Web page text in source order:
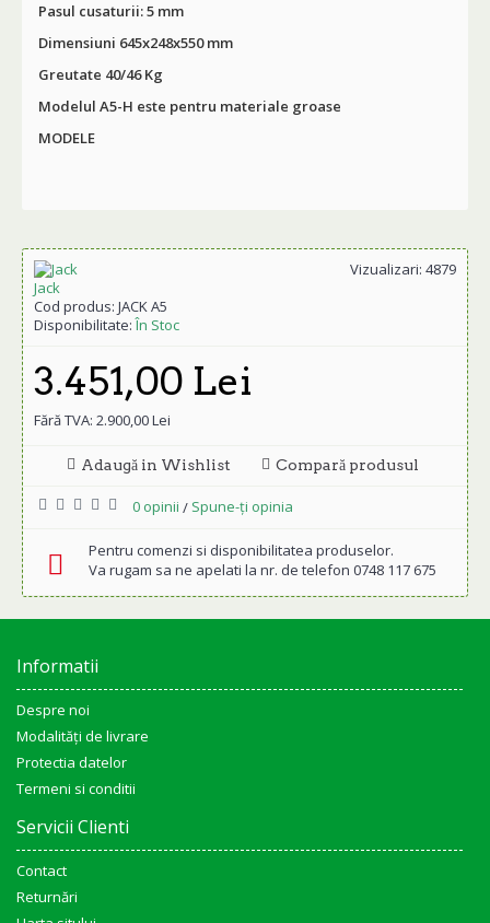
Pasul cusaturii: 5 mm
Dimensiuni 645x248x550 mm
Greutate 40/46 Kg
Modelul A5-H este pentru materiale groase
MODELE
Vizualizari: 4879
Jack
Cod produs: JACK A5
Disponibilitate:În Stoc
3.451,00 Lei
Fără TVA: 2.900,00 Lei
Adaugă in Wishlist Compară produsul
0 opinii / Spune-ţi opinia
Pentru comenzi si disponibilitatea produselor.
Va rugam sa ne apelati la nr. de telefon 0748 117 675
Informatii
Despre noi
Modalități de livrare
Protectia datelor
Termeni si conditii
Servicii Clienti
Contact
Returnări